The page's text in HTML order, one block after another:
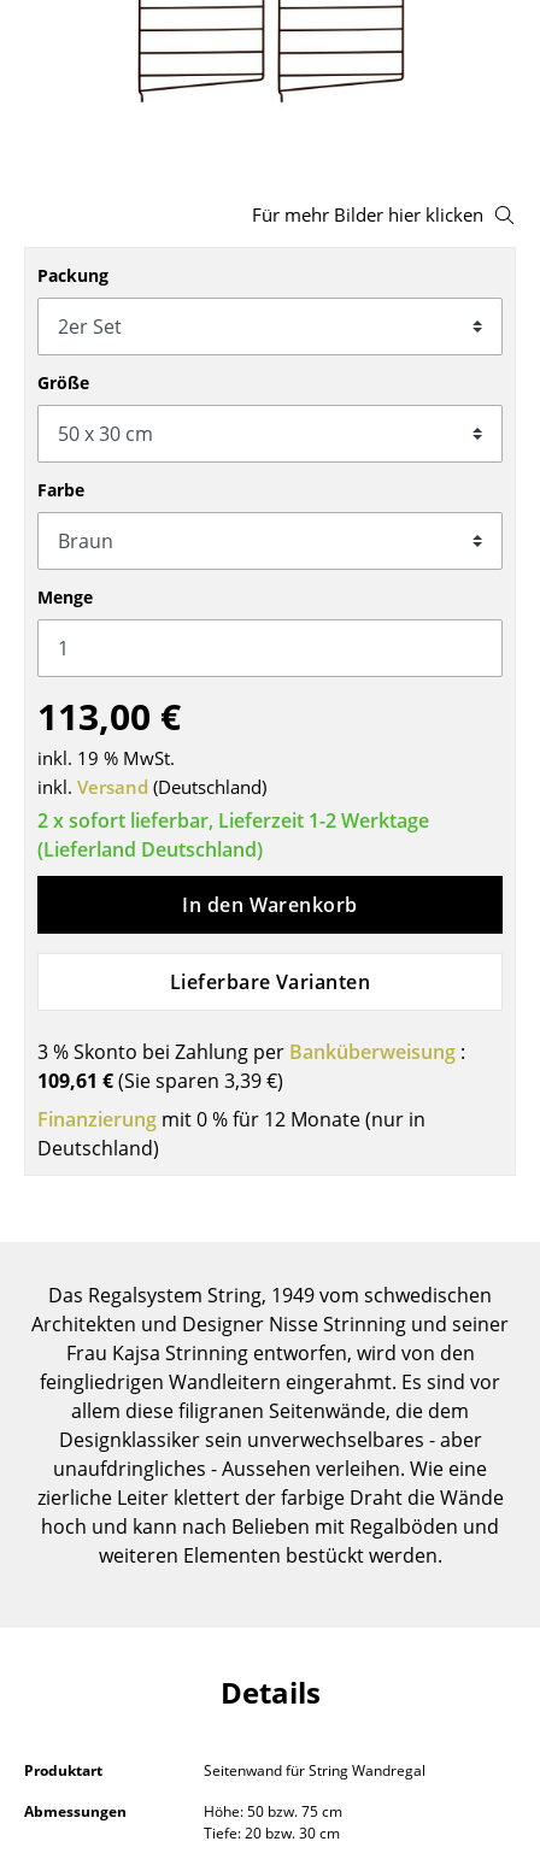
Bänke & Liegen
Schaukelstühle
Bürodrehstühle
Konferenzstühle
Einzelteile
... alle Sitzmöbel
Tische
Esstische
Couchtische
Schreibtische
Sekretäre & PC-Tische
Konferenztische
Stehtische & Stehpulte
Kindertische
Gartentische
Servierwagen
... alle Tische
Bücherregale
Wandregale
Sideboards & Kommoden
TV Möbel
Beistell- & Rollcontainer
Barmöbel
Hängeleuchten & Deckenleuchten
Für mehr Bilder hier klicken
Packung
Größe
Farbe
Menge
113,00 €
inkl. 19 % MwSt.
inkl. Versand (Deutschland)
2 x sofort lieferbar, Lieferzeit 1-2 Werktage
(Lieferland Deutschland)
In den Warenkorb
Lieferbare Varianten
3 % Skonto bei Zahlung per Banküberweisung :
109,61 €(Sie sparen 3,39 €)
Finanzierung mit 0 % für 12 Monate (nur in
Deutschland)
Das Regalsystem String, 1949 vom schwedischen
Architekten und Designer Nisse Strinning und seiner
Frau Kajsa Strinning entworfen, wird von den
feingliedrigen Wandleitern eingerahmt. Es sind vor
allem diese filigranen Seitenwände, die dem
Designklassiker sein unverwechselbares - aber
unaufdringliches - Aussehen verleihen. Wie eine
zierliche Leiter klettert der farbige Draht die Wände
hoch und kann nach Belieben mit Regalböden und
weiteren Elementen bestückt werden.
Details
Produktart
Seitenwand für String Wandregal
Abmessungen
Höhe: 50 bzw. 75 cm
Tiefe: 20 bzw. 30 cm